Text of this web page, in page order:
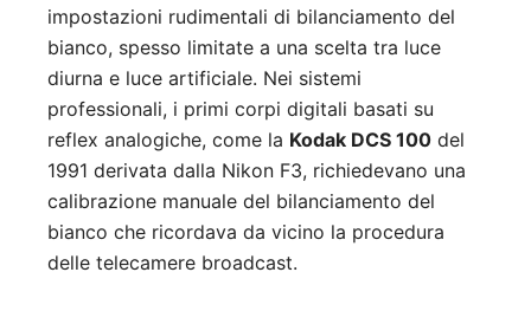
impostazioni rudimentali di bilanciamento del
bianco, spesso limitate a una scelta tra luce
diurna e luce artificiale. Nei sistemi
professionali, i primi corpi digitali basati su
reflex analogiche, come la Kodak DCS 100 del
1991 derivata dalla Nikon F3, richiedevano una
calibrazione manuale del bilanciamento del
bianco che ricordava da vicino la procedura
delle telecamere broadcast.